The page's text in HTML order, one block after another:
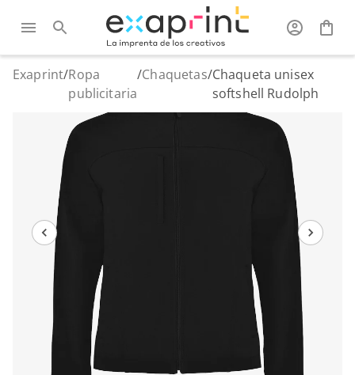
Exaprint/Ropa
publicitaria
/Chaquetas/Chaqueta unisex
softshell Rudolph